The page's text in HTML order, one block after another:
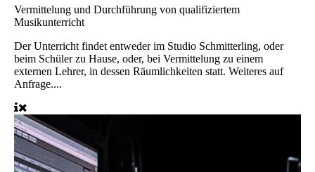
Vermittelung und Durchführung von qualifiziertem
Musikunterricht
Der Unterricht findet entweder im Studio Schmitterling, oder
beim Schüler zu Hause, oder, bei Vermittelung zu einem
externen Lehrer, in dessen Räumlichkeiten statt. Weiteres auf
Anfrage....